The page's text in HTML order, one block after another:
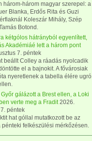
három-három magyar szerepel: a
Blanka, Erdős Rita és Guzi
Koleszár Mihály, Szép
Botond.
kétgólos hátrányból egyenlített,
Akadémiáé lett a három pont
7. péntek
beállt Colley a ráadás nyolcadik
el a bajnokit. A fővárosiak
nyeretlenek a tabella élére ugró
gálázott a Brest ellen, a Loki
verte meg a Fradit 2026.
péntek
hat góllal mutatkozott be az
pénteki felkészülési mérkőzésen.